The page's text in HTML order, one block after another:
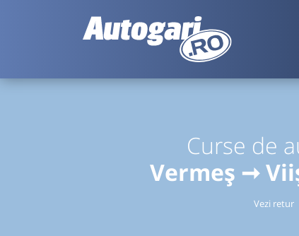
Curse de
Vermeș ➞
Vezi retur